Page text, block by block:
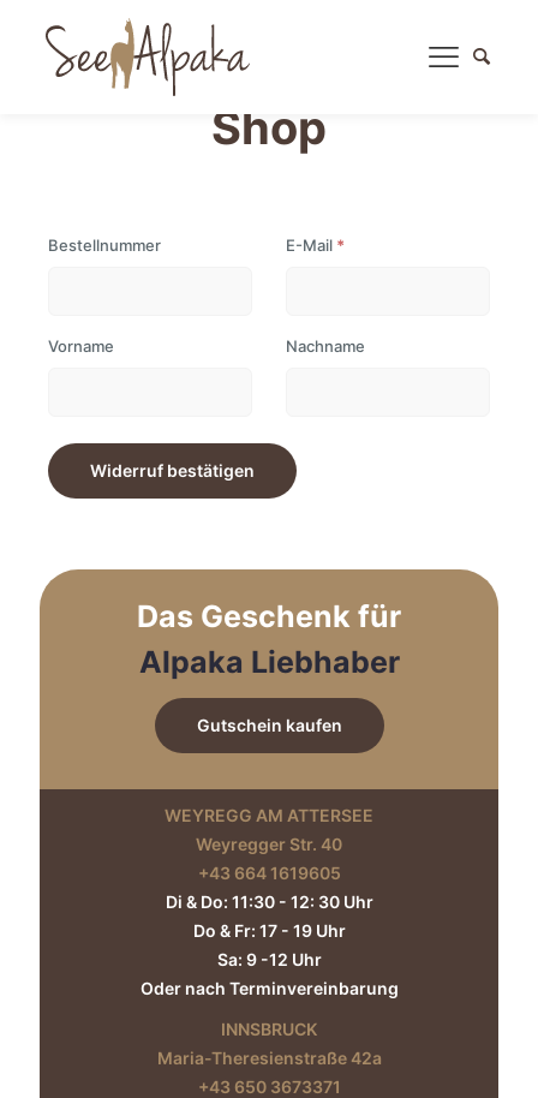
Shop
Bestellnummer E-Mail *
Vorname Nachname
Widerruf bestätigen
Das Geschenk für
Alpaka Liebhaber
Gutschein kaufen
WEYREGG AM ATTERSEE
Weyregger Str. 40
+43 664 1619605‬
Di & Do: 11:30 - 12: 30 Uhr
Do & Fr: 17 - 19 Uhr
Sa: 9 -12 Uhr
Oder nach Terminvereinbarung
INNSBRUCK
Maria-Theresienstraße 42a
+43 650 3673371‬